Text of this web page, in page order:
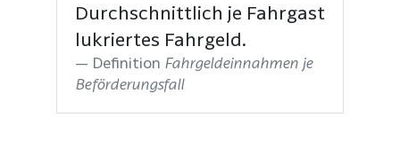
Durchschnittlich je Fahrgast
lukriertes Fahrgeld.
Definition Fahrgeldeinnahmen je
Beförderungsfall